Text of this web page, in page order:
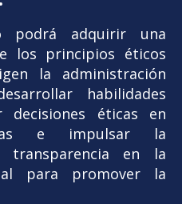
podrá adquirir una
los principios éticos
la administración
habilidades
decisiones éticas en
e impulsar la
transparencia en la
para promover la